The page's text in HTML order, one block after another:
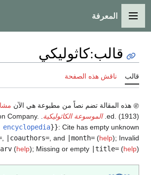
القائمة الرئيسية
المعرفة
قالب:كاثوليكي
قالب ناقش هذه الصفحة
هذه المقالة تضم نصاً من مطبوعة هي الآن
ed. (1913). الموسوعة الكاثوليكية
}}: Cite has empty unknown
|coauthors= , and |month= (help); Invalid
(help); Missing or empty |title= (help)